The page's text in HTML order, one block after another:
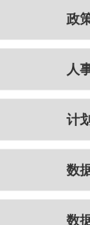
政
人
计
数
数